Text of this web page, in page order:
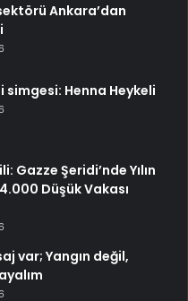
Ankara’dan
simgesi: Henna Heykeli
Gazze Şeridi’nde Yılın
Düşük Vakası
var; Yangın değil,